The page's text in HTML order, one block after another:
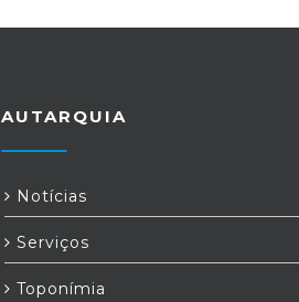
AUTARQUIA
Notícias
Serviços
Toponímia